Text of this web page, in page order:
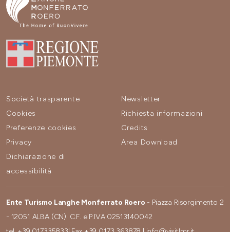
Società trasparente
Cookies
Preferenze cookies
Privacy
Dichiarazione di
accessibilità
Newsletter
Richiesta informazioni
Credits
Area Download
Ente Turismo Langhe Monferrato Roero - Piazza Risorgimento 2
- 12051 ALBA (CN). C.F. e P.IVA 02513140042